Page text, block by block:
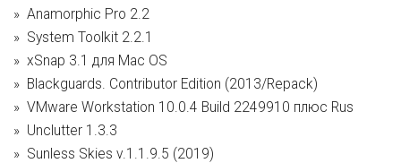
Anamorphic Pro 2.2
System Toolkit 2.2.1
xSnap 3.1 для Mac OS
Blackguards. Contributor Edition (2013/Repack)
VMware Workstation 10.0.4 Build 2249910 плюс Rus
Unclutter 1.3.3
Sunless Skies v.1.1.9.5 (2019)